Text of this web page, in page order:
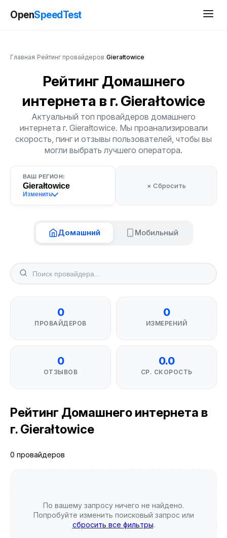
OpenSpeedTest
Главная Рейтинг провайдеров Gierałtowice
Рейтинг Домашнего
интернета в г. Gierałtowice
Актуальный топ провайдеров домашнего
интернета г. Gierałtowice. Мы проанализировали
скорость, пинг и отзывы пользователей, чтобы вы
могли выбрать лучшего оператора.
ВАШ РЕГИОН:
Gierałtowice
Изменить
× Сбросить
Домашний Мобильный
0
ПРОВАЙДЕРОВ
0
ИЗМЕРЕНИЙ
0
ОТЗЫВОВ
0.0
СР. СКОРОСТЬ
Рейтинг Домашнего интернета в
г. Gierałtowice
0 провайдеров
По вашему запросу ничего не найдено.
Попробуйте изменить поисковый запрос или
сбросить все фильтры.